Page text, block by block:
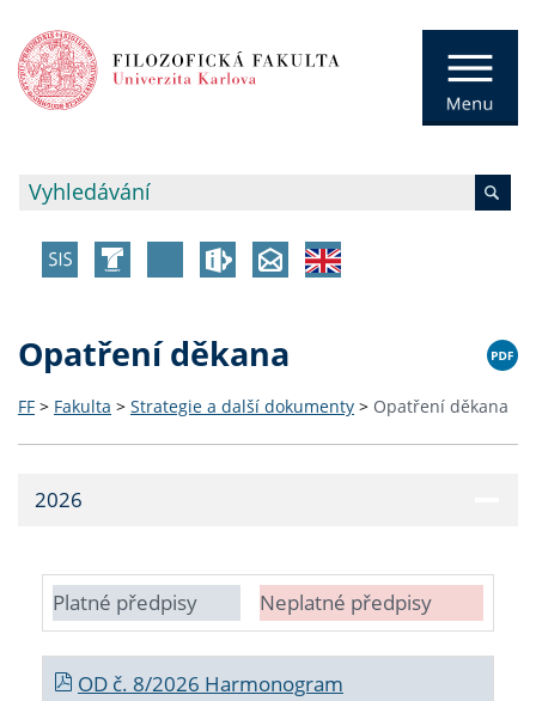
Opatření děkana
FF > Fakulta > Strategie a další dokumenty > Opatření děkana
2026
Platné předpisy Neplatné předpisy
OD č. 8/2026 Harmonogram